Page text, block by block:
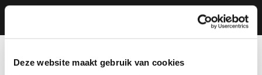
Deze website maakt gebruik van cookies